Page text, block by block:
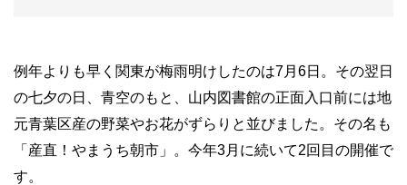
例年よりも早く関東が梅雨明けしたのは7月6日。その翌日
の七夕の日、青空のもと、山内図書館の正面入口前には地
元青葉区産の野菜やお花がずらりと並びました。その名も
「産直！やまうち朝市」。今年3月に続いて2回目の開催で
す。